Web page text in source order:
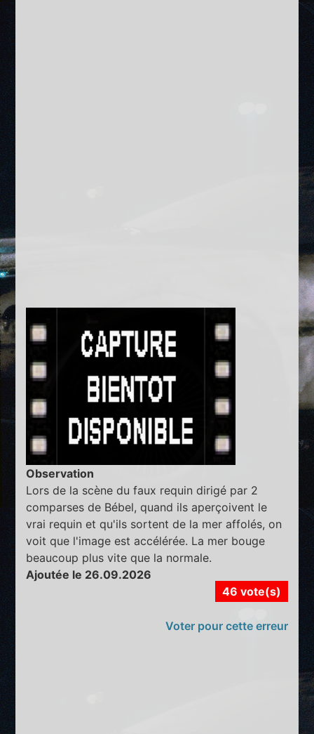
Observation
Lors de la scène du faux requin dirigé par 2
comparses de Bébel, quand ils aperçoivent le
vrai requin et qu'ils sortent de la mer affolés, on
voit que l'image est accélérée. La mer bouge
beaucoup plus vite que la normale.
Ajoutée le 26.09.2026
46 vote(s)
Voter pour cette erreur